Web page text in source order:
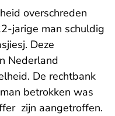
overschreden
jarige man schuldig
Deze
Nederland
De rechtbank
betrokken was
zijn aangetroffen.